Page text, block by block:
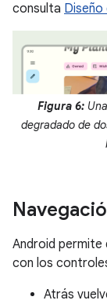
consulta
Figura 6:
degradado de
Android permite
con los
Atrás